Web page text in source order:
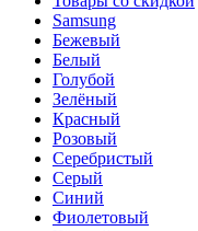
Samsung
Бежевый
Белый
Голубой
Зелёный
Красный
Розовый
Серебристый
Серый
Синий
Фиолетовый